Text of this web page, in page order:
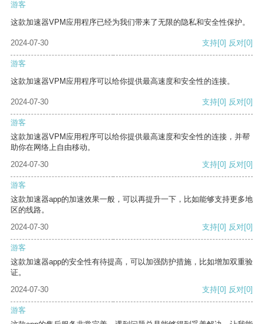
游客
这款加速器VPM应用程序已经为我们带来了无限的隐私和安全性保护。
2024-07-30 支持[0] 反对[0]
游客
这款加速器VPM应用程序可以给你提供最高速度和安全性的连接。
2024-07-30 支持[0] 反对[0]
游客
这款加速器VPM应用程序可以给你提供最高速度和安全性的连接，并帮
助你在网络上自由移动。
2024-07-30
支持[0] 反对[0]
游客
这款加速器app的加速效果一般，可以再提升一下，比如能够支持更多地
区的线路。
2024-07-30
支持[0] 反对[0]
游客
这款加速器app的安全性有待提高，可以加强防护措施，比如增加双重验
证。
2024-07-30
支持[0] 反对[0]
游客